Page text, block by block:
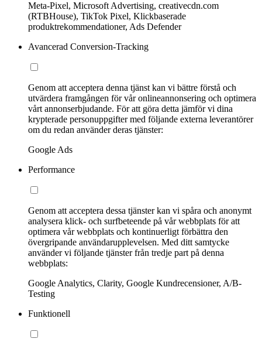
Meta-Pixel, Microsoft Advertising, creativecdn.com
(RTBHouse), TikTok Pixel, Klickbaserade
produktrekommendationer, Ads Defender
Avancerad Conversion-Tracking
Genom att acceptera denna tjänst kan vi bättre förstå och
utvärdera framgången för vår onlineannonsering och optimera
vårt annonserbjudande. För att göra detta jämför vi dina
krypterade personuppgifter med följande externa leverantörer
om du redan använder deras tjänster:
Google Ads
Performance
Genom att acceptera dessa tjänster kan vi spåra och anonymt
analysera klick- och surfbeteende på vår webbplats för att
optimera vår webbplats och kontinuerligt förbättra den
övergripande användarupplevelsen. Med ditt samtycke
använder vi följande tjänster från tredje part på denna
webbplats:
Google Analytics, Clarity, Google Kundrecensioner, A/B-
Testing
Funktionell